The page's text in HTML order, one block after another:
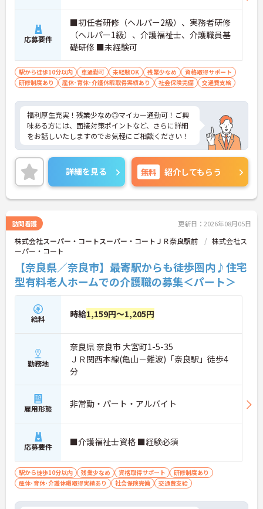
応募要件
■初任者研修（ヘルパー2級）、実務者研修
（ヘルパー1級）、介護福祉士、介護職員基
礎研修 ■未経験可
駅から徒歩10分以内 車通勤可 未経験OK 残業少なめ
資格取得サポート
研修制度あり
産休･育休･介護休暇取得実績あり 社会保険完備 交通費支給
福利厚生充実！残業少なめ◎マイカー通勤可！ご興
味ある方には、面接対策ポイントなど、さらに詳細
をお話しいたしますのでお気軽にご相談ください！
詳細を見る 無料 紹介してもらう
訪問看護 更新日：2026年08月05日
株式会社スーパー・コートスーパー・コートＪＲ奈良駅前
株式会社ス
ーパー・コート
【奈良県／奈良市】最寄駅からも徒歩圏内♪住宅
型有料老人ホームでの介護職の募集＜パート＞
給料 時給1,159円～1,205円
勤務地
奈良県 奈良市 大宮町1-5-35
ＪＲ関西本線(亀山－難波)「奈良駅」徒歩4
分
雇用形態 非常勤・パート・アルバイト
応募要件 ■介護福祉士資格 ■経験必須
駅から徒歩10分以内 残業少なめ 資格取得サポート
研修制度あり
産休･育休･介護休暇取得実績あり
社会保険完備 交通費支給